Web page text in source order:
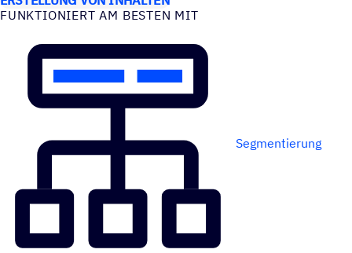
FUNK­TIO­NIERT AM BESTEN MIT
Segmentierung